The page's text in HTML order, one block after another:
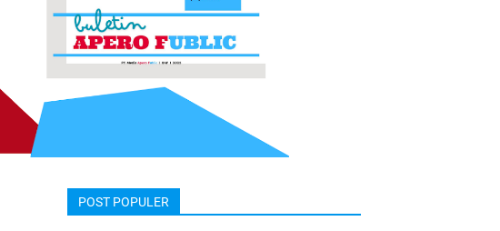
POST POPULER